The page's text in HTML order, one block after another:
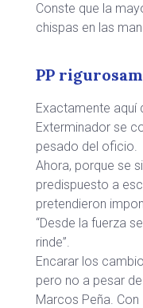
Conste que la
chispas en las
PP
Exactamente aquí
Exterminador se
pesado del oficio.
Ahora, porque se
predispuesto a
pretendieron
“Desde la fuerza
rinde”.
Encarar los
pero no a pesar de
Marcos Peña. Con